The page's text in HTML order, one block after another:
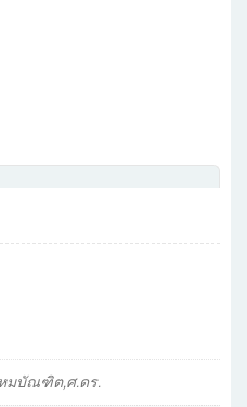
มบัณฑิต,ศ.ดร.